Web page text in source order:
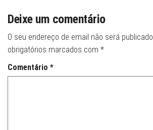
Deixe um comentário
O seu endereço de email não será publicado.
obrigatórios marcados com *
Comentário *